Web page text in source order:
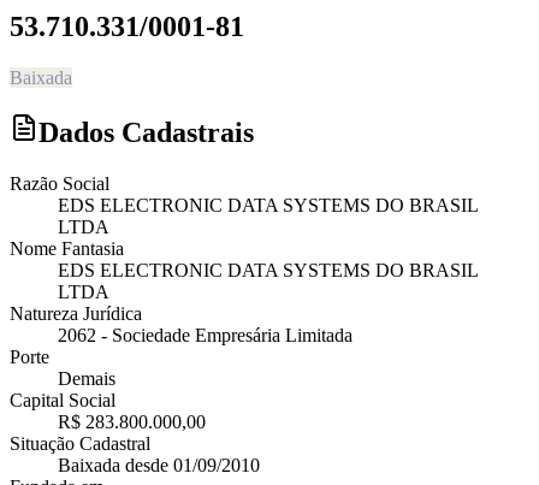
53.710.331/0001-81
Baixada
Dados Cadastrais
Razão Social
EDS ELECTRONIC DATA SYSTEMS DO BRASIL
LTDA
Nome Fantasia
EDS ELECTRONIC DATA SYSTEMS DO BRASIL
LTDA
Natureza Jurídica
2062 - Sociedade Empresária Limitada
Porte
Demais
Capital Social
R$ 283.800.000,00
Situação Cadastral
Baixada desde 01/09/2010